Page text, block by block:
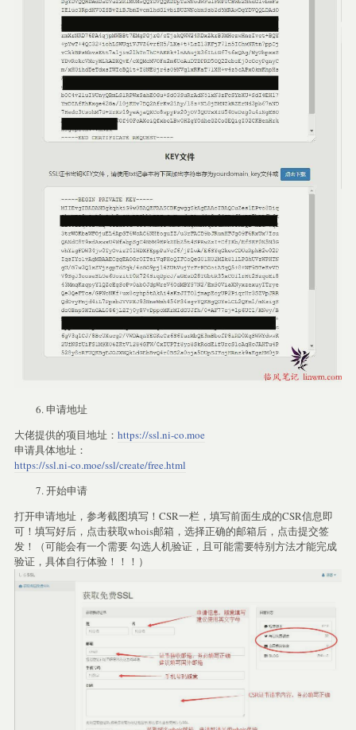
申请地址
大佬提供的项目地址： https://ssl.ni-co.moe
申请具体地址：
https://ssl.ni-co.moe/ssl/create/free.html
开始申请
打开申请地址，参考截图填写！CSR一栏，填写前面生成的CSR信息即
可！填写好后，点击获取whois邮箱，选择正确的邮箱后，点击提交签
发！（可能会有一个需要 勾选人机验证，且可能需要特别方法才能完成
验证，具体自行体验！！！）